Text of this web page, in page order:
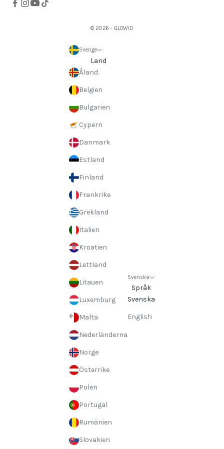
© 2026 - GLOWiD
Sverige
Land
Åland
Belgien
Bulgarien
Cypern
Danmark
Estland
Finland
Frankrike
Grekland
Italien
Kroatien
Lettland
Litauen
Luxemburg
Malta
Nederländerna
Norge
Österrike
Polen
Portugal
Rumänien
Slovakien
Svenska
Språk
Svenska
English